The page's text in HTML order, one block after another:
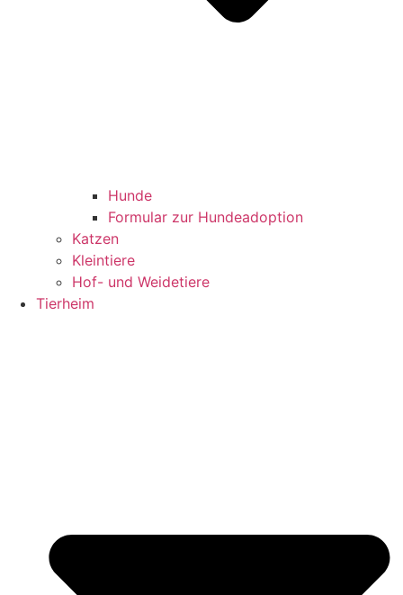
Hunde
Formular zur Hundeadoption
Katzen
Kleintiere
Hof- und Weidetiere
Tierheim